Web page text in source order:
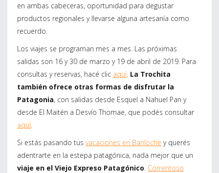
en ambas cabeceras, oportunidad para degustar
productos regionales y llevarse alguna artesanía como
recuerdo.
Los viajes se programan mes a mes. Las próximas
salidas son 16 y 30 de marzo y 19 de abril de 2019. Para
consultas y reservas, hacé clic aquí. La Trochita
también ofrece otras formas de disfrutar la
Patagonia, con salidas desde Esquel a Nahuel Pan y
desde El Maitén a Desvío Thomae, que podés consultar
aquí.
Si estás pasando tus vacaciones en Bariloche y querés
adentrarte en la estepa patagónica, nada mejor que un
viaje en el Viejo Expreso Patagónico Correntoso